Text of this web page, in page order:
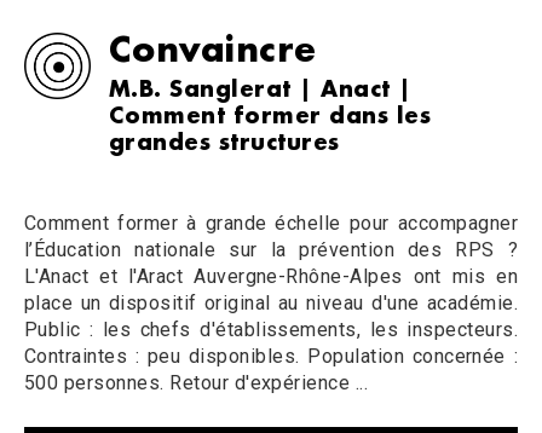
Convaincre
M.B. Sanglerat | Anact |
Comment former dans les
grandes structures
Comment former à grande échelle pour accompagner
l’Éducation nationale sur la prévention des RPS ?
L'Anact et l'Aract Auvergne-Rhône-Alpes ont mis en
place un dispositif original au niveau d'une académie.
Public : les chefs d'établissements, les inspecteurs.
Contraintes : peu disponibles. Population concernée :
500 personnes. Retour d'expérience ...